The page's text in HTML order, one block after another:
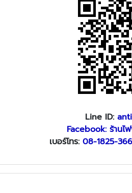
Line ID:
Facebook: ร้านไ
เบอร์โทร: 08-1825-